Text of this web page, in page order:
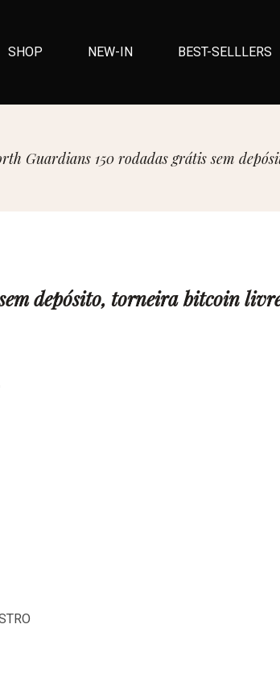
SHOP NEW-IN BEST-SELLLERS
Guardians 150 rodadas grátis sem
depósito, torneira bitcoin